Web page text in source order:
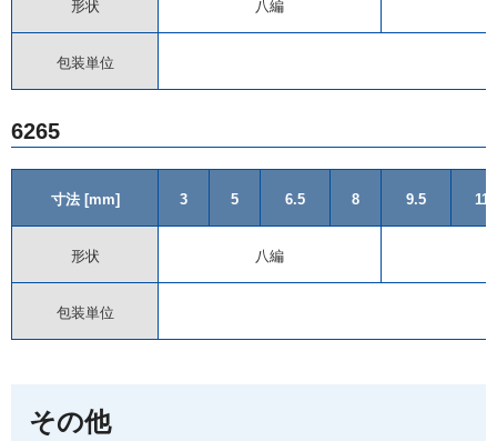
形状 八編
包装単位
6265
寸法 [mm] 3 5 6.5 8 9.5 11
形状 八編
包装単位
その他